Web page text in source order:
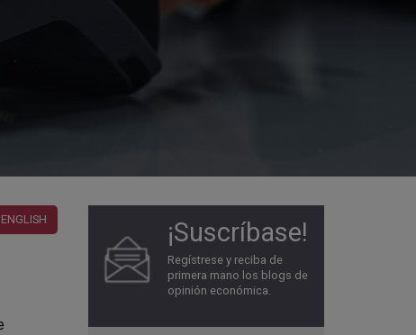
ENGLISH ¡Suscríbase!
Regístrese y reciba de
primera mano los blogs de
opinión económica.